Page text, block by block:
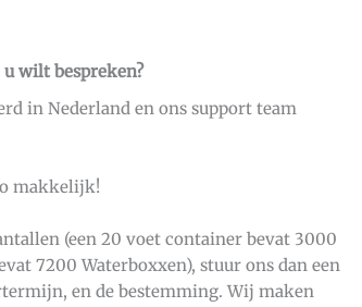
wilt bespreken?
in Nederland en ons support team
makkelijk!
(een 20 voet container bevat 3000
7200 Waterboxxen), stuur ons dan een
en de bestemming. Wij maken